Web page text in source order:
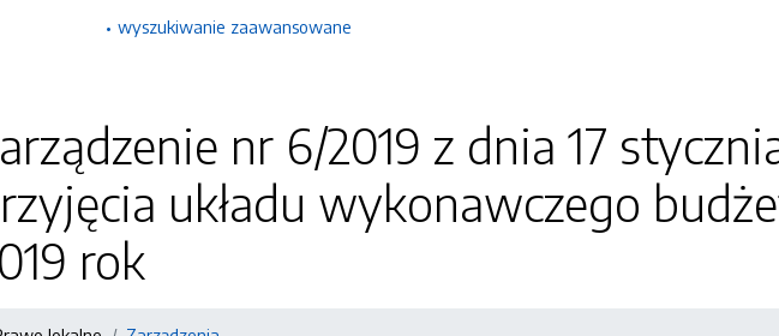
wyszukiwanie zaawansowane
nr 6/2019 z dnia 17
układu wykonawczego
rok